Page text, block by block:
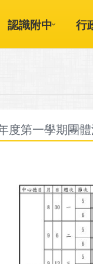
認識附中 行
度第一學期團